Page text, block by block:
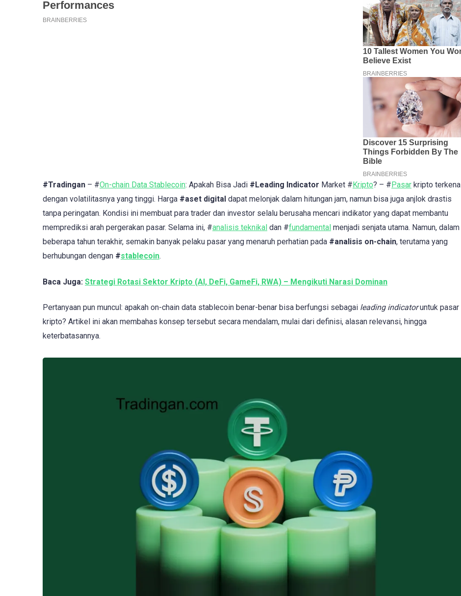
#Tradingan – #On-chain Data Stablecoin: Apakah Bisa Jadi #Leading Indicator Market # Kripto? – # Pasar kripto terkenal
dengan volatilitasnya yang tinggi. Harga #aset digital dapat melonjak dalam hitungan jam, namun bisa juga anjlok drastis
tanpa peringatan. Kondisi ini membuat para trader dan investor selalu berusaha mencari indikator yang dapat membantu
memprediksi arah pergerakan pasar. Selama ini, #analisis teknikal dan #fundamental menjadi senjata utama. Namun, dalam
beberapa tahun terakhir, semakin banyak pelaku pasar yang menaruh perhatian pada #analisis on-chain, terutama yang
berhubungan dengan #stablecoin.
Baca Juga: Strategi Rotasi Sektor Kripto (AI, DeFi, GameFi, RWA) – Mengikuti Narasi Dominan
Pertanyaan pun muncul: apakah on-chain data stablecoin benar-benar bisa berfungsi sebagai leading indicatoruntuk pasar
kripto? Artikel ini akan membahas konsep tersebut secara mendalam, mulai dari definisi, alasan relevansi, hingga
keterbatasannya.